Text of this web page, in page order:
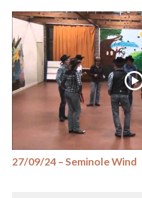
27/09/24 – Seminole Wind